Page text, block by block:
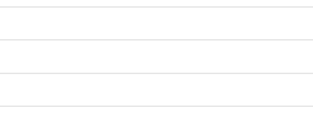
Erkenntnissen haben wichtige Grundlagen für
aller deutschen Nobelpreisträger für Medizin oder
diesem Rundgang erfahren Sie mehr zu berühmten
Robert Koch, Ferdinand Sauerbruch, Emil von Behring